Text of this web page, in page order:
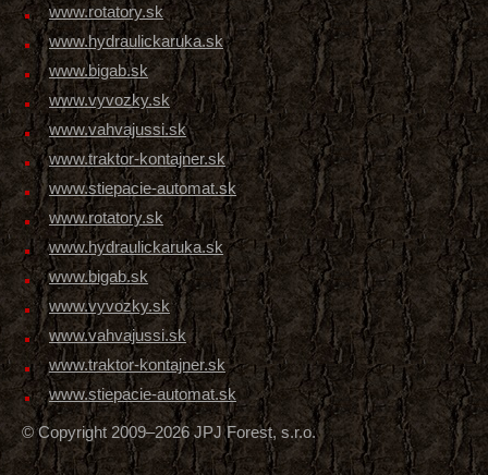
www.rotatory.sk
www.hydraulickaruka.sk
www.bigab.sk
www.vyvozky.sk
www.vahvajussi.sk
www.traktor-kontajner.sk
www.stiepacie-automat.sk
www.rotatory.sk
www.hydraulickaruka.sk
www.bigab.sk
www.vyvozky.sk
www.vahvajussi.sk
www.traktor-kontajner.sk
www.stiepacie-automat.sk
© Copyright 2009–2026 JPJ Forest, s.r.o.